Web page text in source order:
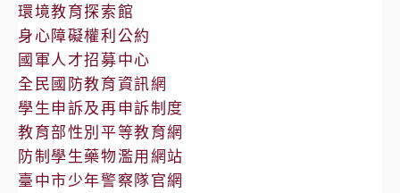
環境教育探索館
身心障礙權利公約
國軍人才招募中心
全民國防教育資訊網
學生申訴及再申訴制度
教育部性別平等教育網
防制學生藥物濫用網站
臺中市少年警察隊官網